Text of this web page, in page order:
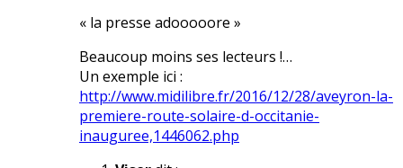
« la presse adooooore »
Beaucoup moins ses lecteurs !…
Un exemple ici :
http://www.midilibre.fr/2016/12/28/aveyron-la-
premiere-route-solaire-d-occitanie-
inauguree,1446062.php